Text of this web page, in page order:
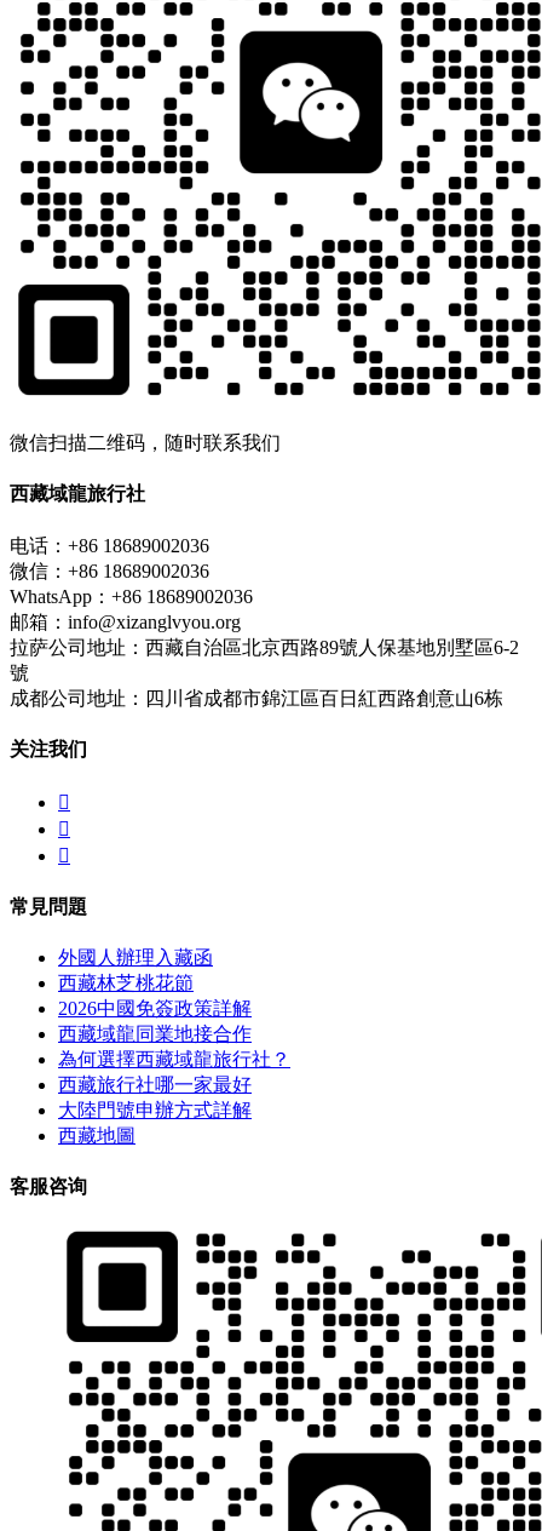
微信扫描二维码，随时联系我们
西藏域龍旅行社
电话：+86 18689002036
微信：+86 18689002036
WhatsApp：+86 18689002036
邮箱：info@xizanglvyou.org
拉萨公司地址：西藏自治區北京西路89號人保基地別墅區6-2
號
成都公司地址：四川省成都市錦江區百日紅西路創意山6栋
关注我们



常見問題
外國人辦理入藏函
西藏林芝桃花節
2026中國免簽政策詳解
西藏域龍同業地接合作
為何選擇西藏域龍旅行社？
西藏旅行社哪一家最好
大陸門號申辦方式詳解
西藏地圖
客服咨询